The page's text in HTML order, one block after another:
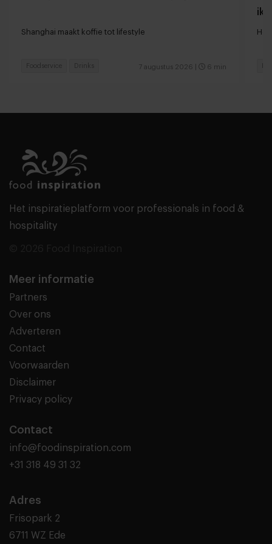
Shanghai maakt koffie tot lifestyle
7 augustus 2026 6 min
Foodservice Drinks
ik
Het inspiratieplatform voor professionals in food &
hospitality
Meer informatie
Partners
Over ons
Adverteren
Contact
Voorwaarden
Disclaimer
Privacy policy
Contact
info@foodinspiration.com
+31 318 49 31 32
Adres
Frisopark 2
6711 WZ Ede